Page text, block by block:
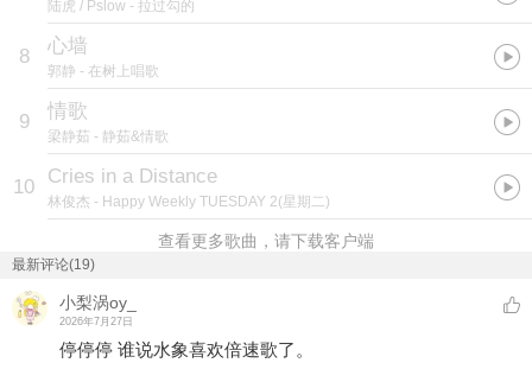
陆虎 / Pslow - 拉过勾的
8 心墙
郭静 - 在树上唱歌
9 情歌
梁静茹 - 静茹&情歌
10 Cries in a Distance
林俊杰 - Happy Weekly TUESDAY 2(星期二)
查看更多歌曲，请下载客户端
最新评论(19)
小梨涡oy_
2026年7月27日
停停停 谁说水象喜欢倍速歌了。